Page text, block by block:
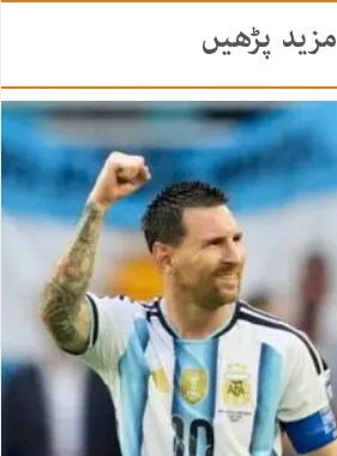
مزید پڑھیں